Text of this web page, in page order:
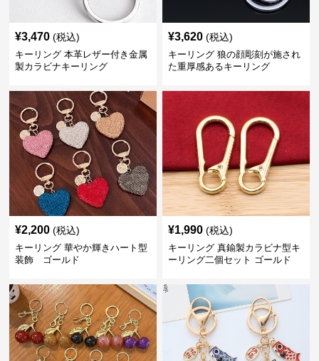
¥3,470 (税込)
キーリング 本革レザー付き金属
製カラビナキーリング
¥3,620 (税込)
キーリング 狼の顔彫刻が施され
た重厚感あるキーリング
¥2,200 (税込)
キーリング 華やか輝きハート型
装飾 ゴールド
¥1,990 (税込)
キーリング 真鍮製カラビナ型キ
ーリング二個セット ゴールド